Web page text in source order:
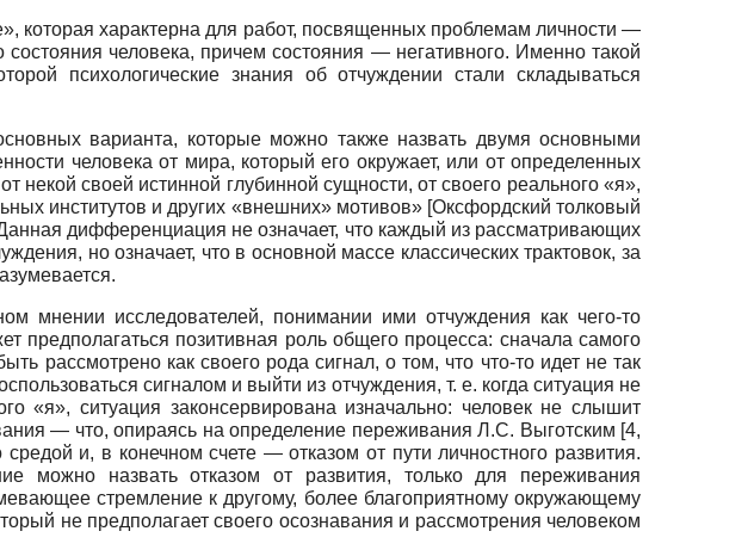
которая характерна для работ, посвященных проблемам личности —
человека, причем состояния — негативного. Именно такой
психологические знания об отчуждении стали складываться
варианта, которые можно также назвать двумя основными
человека от мира, который его окружает, или от определенных
своей истинной глубинной сущности, от своего реального «я»,
институтов и других «внешних» мотивов» [Оксфордский толковый
дифференциация не означает, что каждый из рассматривающих
но означает, что в основной массе классических трактовок, за
мнении исследователей, понимании ими отчуждения как чего-то
предполагаться позитивная роль общего процесса: сначала самого
рассмотрено как своего рода сигнал, о том, что что-то идет не так
сигналом и выйти из отчуждения, т. е. когда ситуация не
«я», ситуация законсервирована изначально: человек не слышит
— что, опираясь на определение переживания Л.С. Выготским [4,
и, в конечном счете — отказом от пути личностного развития.
можно назвать отказом от развития, только для переживания
стремление к другому, более благоприятному окружающему
не предполагает своего осознавания и рассмотрения человеком